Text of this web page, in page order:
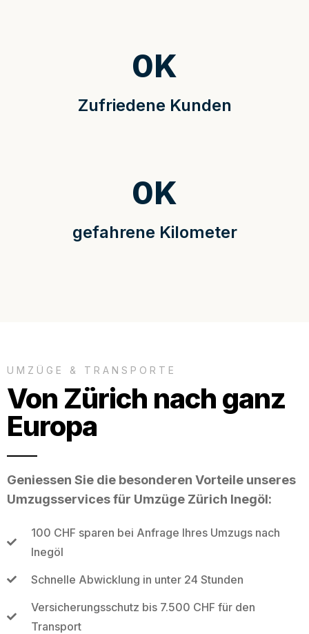
Zufriedene Kunden
0K
gefahrene Kilometer
0K
UMZÜGE & TRANSPORTE
Von Zürich nach ganz
Europa
Geniessen Sie die besonderen Vorteile unseres
Umzugsservices für Umzüge Zürich Inegöl:
100 CHF sparen bei Anfrage Ihres Umzugs nach
Inegöl
Schnelle Abwicklung in unter 24 Stunden
Versicherungsschutz bis 7.500 CHF für den
Transport